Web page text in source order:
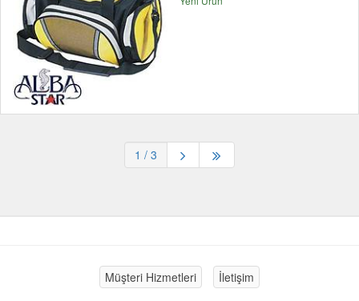
1 / 3
Müşteri Hizmetleri İletişim